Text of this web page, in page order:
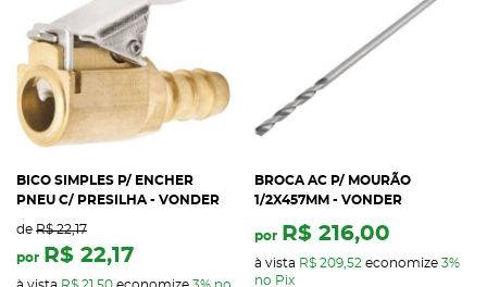
BICO SIMPLES P/ ENCHER
PNEU C/ PRESILHA - VONDER
de R$ 22,17
por R$ 22,17
BROCA AC P/ MOURÃO
1/2X457MM - VONDER
por R$ 216,00
à vista R$ 209,52 economize 3%
no Pix